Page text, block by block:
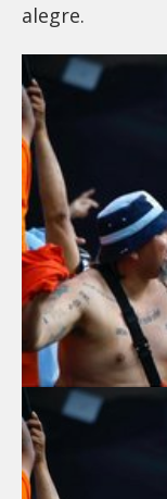
alegre.